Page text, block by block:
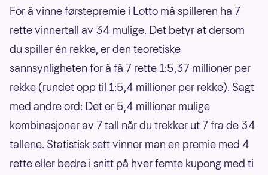
For å vinne førstepremie i Lotto må spilleren ha 7
rette vinnertall av 34 mulige. Det betyr at dersom
du spiller én rekke, er den teoretiske
sannsynligheten for å få 7 rette 1:5,37 millioner per
rekke (rundet opp til 1:5,4 millioner per rekke). Sagt
med andre ord: Det er 5,4 millioner mulige
kombinasjoner av 7 tall når du trekker ut 7 fra de 34
tallene. Statistisk sett vinner man en premie med 4
rette eller bedre i snitt på hver femte kupong med ti